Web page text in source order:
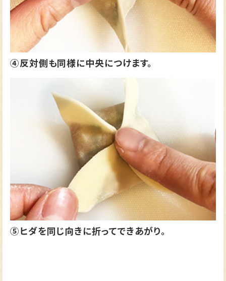
④反対側も同様に中央につけます。
⑤ヒダを同じ向きに折ってできあがり。